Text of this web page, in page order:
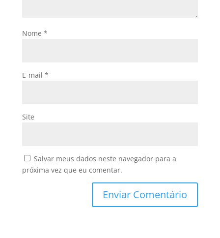
Nome *
E-mail *
Site
Salvar meus dados neste navegador para a
próxima vez que eu comentar.